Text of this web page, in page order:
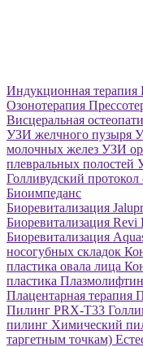
Индукционная терапия
Озонотерапия
Висцеральная
УЗИ желчного пузыря
молочных желез УЗИ
плевральных полостей
Голливудский
Биоимпеданс
Биоревитализация
Биоревитализация Revi
Биоревитализация
носогубных складок
пластика овала лица
пластика
Плацентарная терапия
Пилинг PRX-T33
пилинг Химический
таргетным точкам)